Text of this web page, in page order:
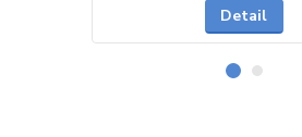
Detail